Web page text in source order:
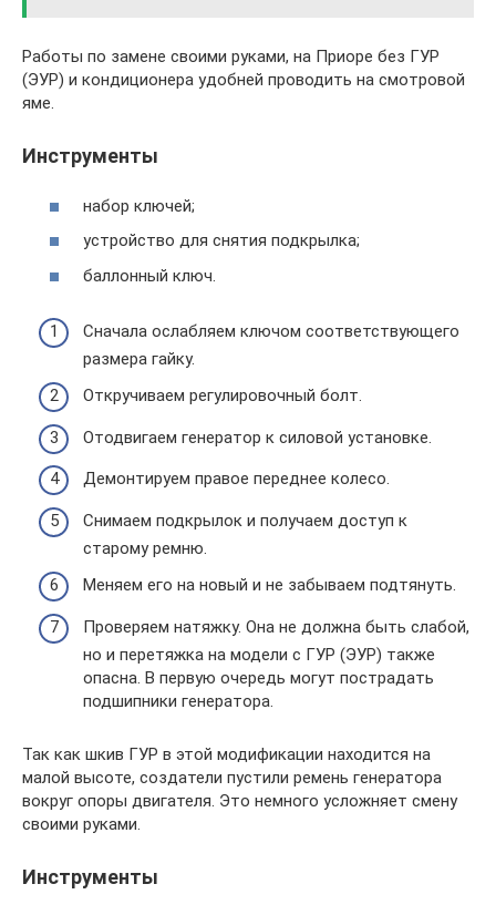
Работы по замене своими руками, на Приоре без ГУР
(ЭУР) и кондиционера удобней проводить на смотровой
яме.
Инструменты
набор ключей;
устройство для снятия подкрылка;
баллонный ключ.
Сначала ослабляем ключом соответствующего
размера гайку.
Откручиваем регулировочный болт.
Отодвигаем генератор к силовой установке.
Демонтируем правое переднее колесо.
Снимаем подкрылок и получаем доступ к
старому ремню.
Меняем его на новый и не забываем подтянуть.
Проверяем натяжку. Она не должна быть слабой,
но и перетяжка на модели с ГУР (ЭУР) также
опасна. В первую очередь могут пострадать
подшипники генератора.
Так как шкив ГУР в этой модификации находится на
малой высоте, создатели пустили ремень генератора
вокруг опоры двигателя. Это немного усложняет смену
своими руками.
Инструменты